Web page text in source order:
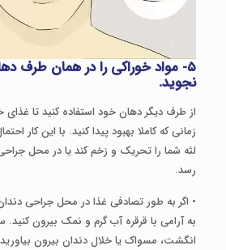
۵- مواد خوراکی را در همان طرف
نجوید.
از طرف دیگر دهان خود استفاده کنید تا غذای
زمانی که کاملا بهبود پیدا کنید. با این کار
لثه شما را تحریک و زخم کند یا در محل
رسد.
• اگر به طور تصادفی غذا در محل جراحی
به آرامی با قرقره آب گرم و نمک بیرون کنید.
انگشت، مسواک یا خلال دندان بیرون